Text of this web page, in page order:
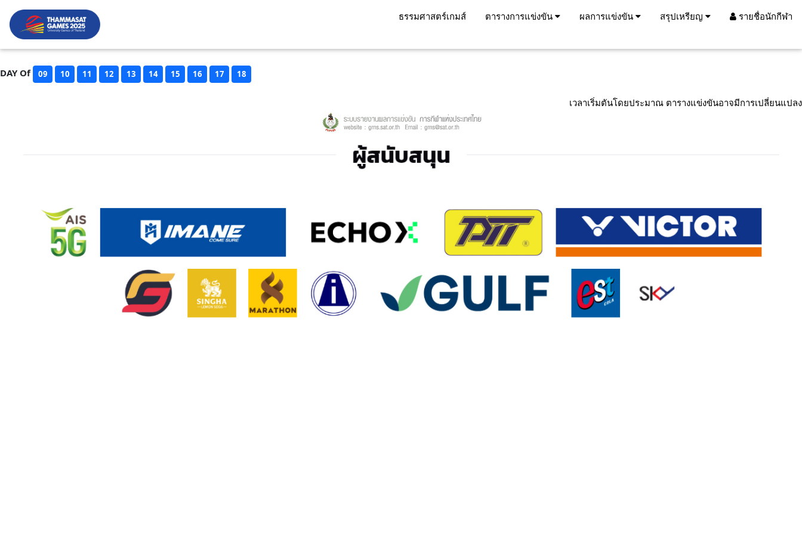
ธรรมศาสตร์เกมส์ ตารางการแข่งขัน ผลการแข่งขัน สรุปเหรียญ รายชื่อนักกีฬา
DAY Of 09 10 11 12 13 14 15 16 17 18
เวลาเริ่มตันโดยประมาณ ตารางแข่งขันอาจมีการเปลี่ยนแปลง